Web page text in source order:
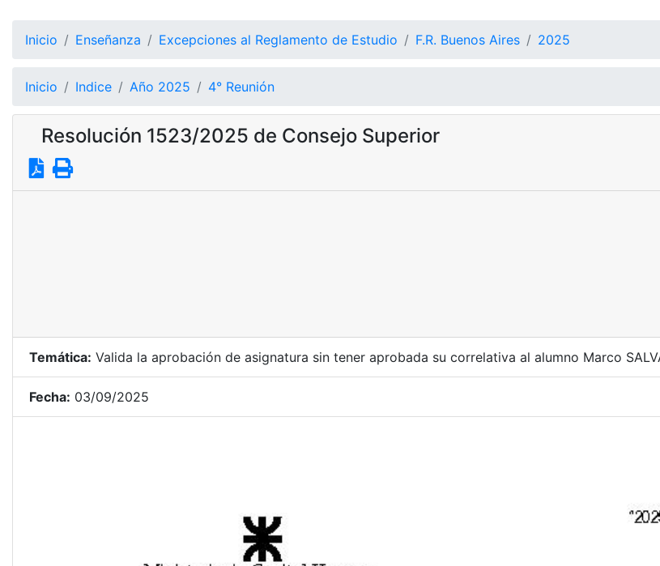
Inicio Enseñanza Excepciones al Reglamento de Estudio F.R. Buenos Aires 2025
Inicio Indice Año 2025 4° Reunión
Resolución 1523/2025 de Consejo Superior
Temática: Valida la aprobación de asignatura sin tener aprobada su correlativa al alumno Marco
Fecha: 03/09/2025